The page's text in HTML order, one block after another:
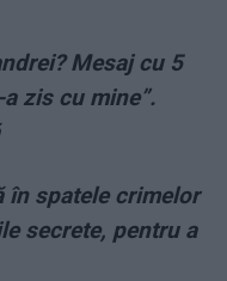
Mesaj cu 5
zis cu mine”.
în spatele crimelor
secrete, pentru a